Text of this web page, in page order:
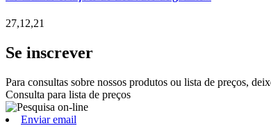
27,12,21
Se inscrever
Para consultas sobre nossos produtos ou lista de preços,
Consulta para lista de preços
Enviar email